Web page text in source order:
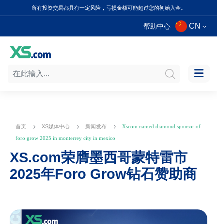
所有投资交易都具有一定风险，亏损金额可能超过您的初始入金。
帮助中心 CN
首页 XS媒体中心 新闻发布
Xscom named diamond sponsor of
foro grow 2025 in monterrey city in mexico
XS.com荣膺墨西哥蒙特雷市
2025年Foro Grow钻石赞助商